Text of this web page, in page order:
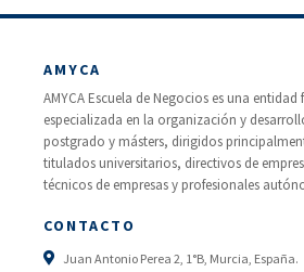
AMYCA
AMYCA Escuela de Negocios es una
especializada en la organización y
postgrado y másters, dirigidos
titulados universitarios, directivos de
técnicos de empresas y profesionales
CONTACTO
Juan Antonio Perea 2, 1°B, Murcia, España.